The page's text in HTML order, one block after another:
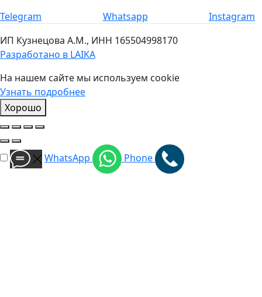
Telegram​
Whatsapp​
Instagram​
ИП Кузнецова А.М., ИНН 165504998170
Разработано в LAIKA
На нашем сайте мы используем cookie
Узнать подробнее
Хорошо
WhatsApp Phone